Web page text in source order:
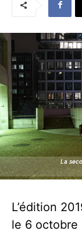
La
La
L’édition
le 6 octobre